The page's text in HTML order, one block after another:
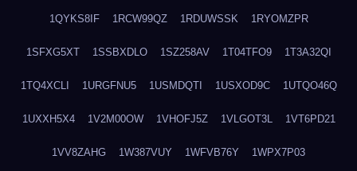
1QYKS8IF 1RCW99QZ 1RDUWSSK 1RYOMZPR
1SFXG5XT 1SSBXDLO 1SZ258AV 1T04TFO9 1T3A32QI
1TQ4XCLI 1URGFNU5 1USMDQTI 1USXOD9C 1UTQO46Q
1UXXH5X4 1V2M00OW 1VHOFJ5Z 1VLGOT3L 1VT6PD21
1VV8ZAHG 1W387VUY 1WFVB76Y 1WPX7P03